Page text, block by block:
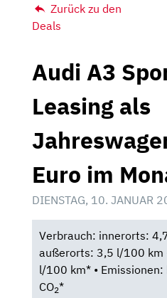
Zurück zu den
Deals
Audi A3
Leasing als
Euro im
DIENSTAG, 10. JANUAR
Verbrauch: innerorts:
außerorts: 3,5 l/100 km
l/100 km* •
CO2*